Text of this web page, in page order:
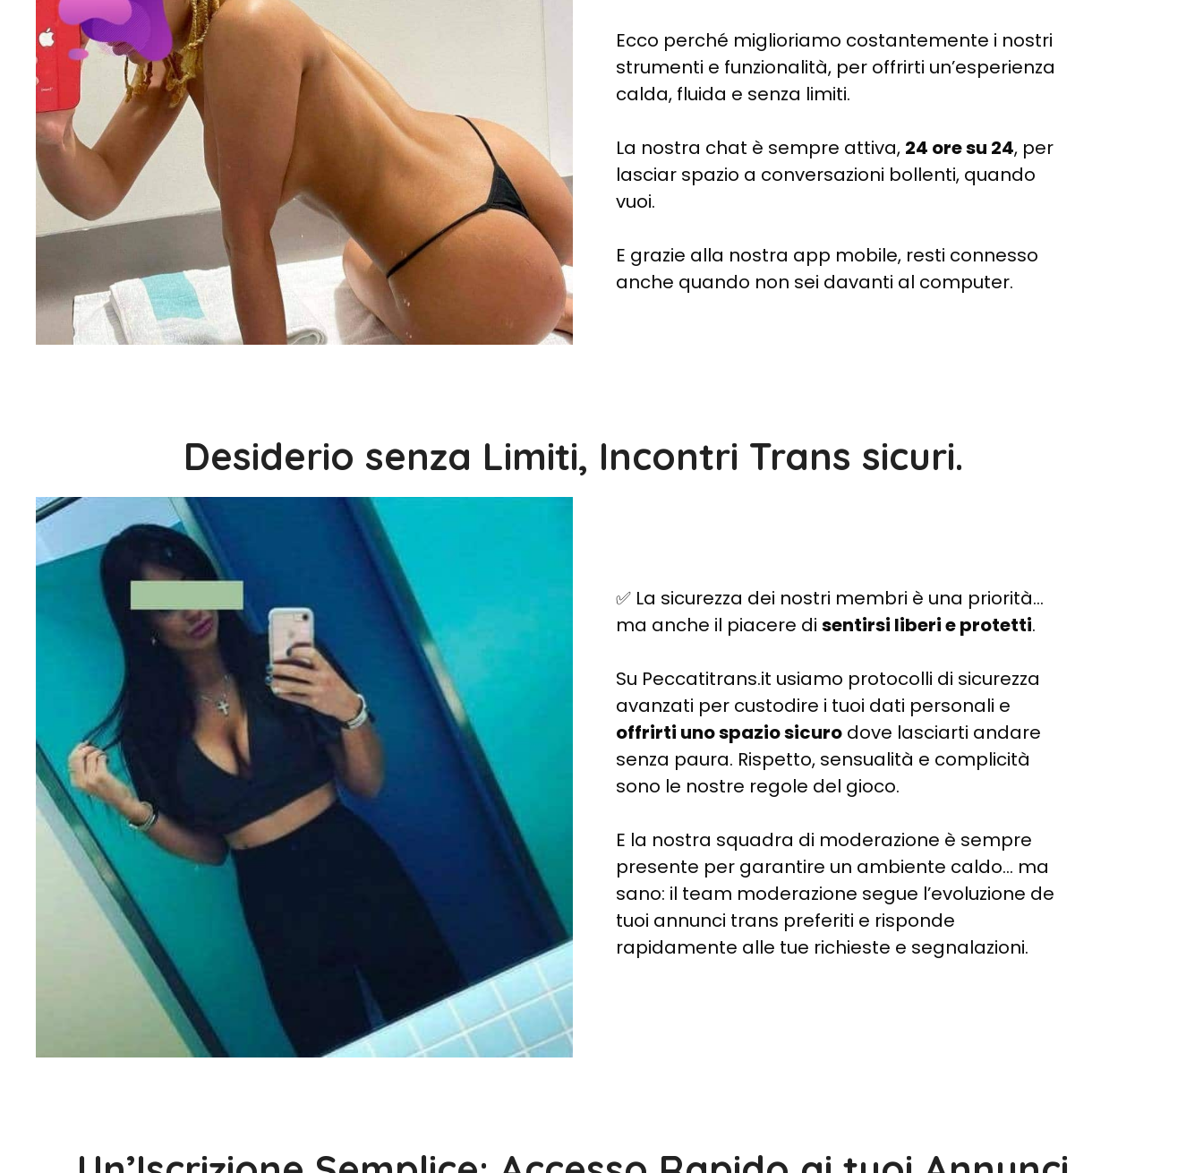
Ecco perché miglioriamo costantemente i nostri
strumenti e funzionalità, per offrirti un’esperienza
calda, fluida e senza limiti.
La nostra chat è sempre attiva, 24 ore su 24, per
lasciar spazio a conversazioni bollenti, quando
vuoi.
E grazie alla nostra app mobile, resti connesso
anche quando non sei davanti al computer.
Desiderio senza Limiti, Incontri Trans sicuri.
✅ La sicurezza dei nostri membri è una priorità…
ma anche il piacere di sentirsi liberi e protetti.
Su Peccatitrans.it usiamo protocolli di sicurezza
avanzati per custodire i tuoi dati personali e
offrirti uno spazio sicuro dove lasciarti andare
senza paura. Rispetto, sensualità e complicità
sono le nostre regole del gioco.
E la nostra squadra di moderazione è sempre
presente per garantire un ambiente caldo… ma
sano: il team moderazione segue l’evoluzione de
tuoi annunci trans preferiti e risponde
rapidamente alle tue richieste e segnalazioni.